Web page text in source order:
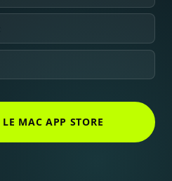
MAC APP STORE